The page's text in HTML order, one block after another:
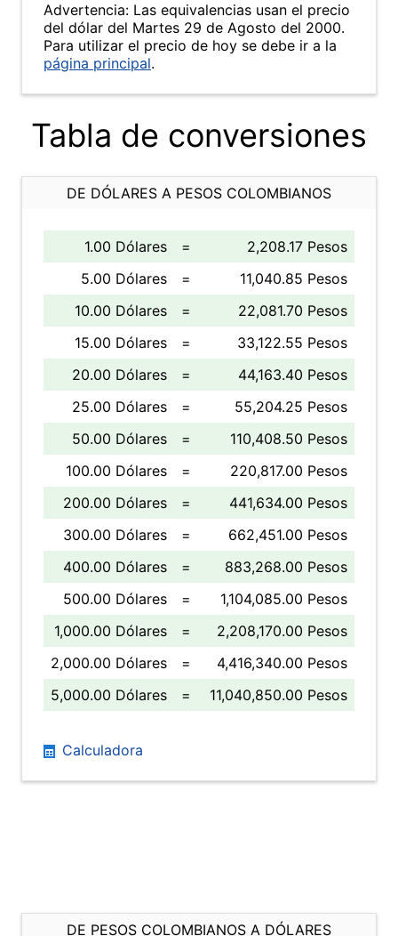
Advertencia: Las equivalencias usan el precio
del dólar del Martes 29 de Agosto del 2000.
Para utilizar el precio de hoy se debe ir a la
página principal.
Tabla de conversiones
DE DÓLARES A PESOS COLOMBIANOS
1.00 Dólares =
2,208.17 Pesos
5.00 Dólares
=
11,040.85 Pesos
10.00 Dólares
=
22,081.70 Pesos
15.00 Dólares
=
33,122.55 Pesos
20.00 Dólares
=
44,163.40 Pesos
25.00 Dólares
=
55,204.25 Pesos
50.00 Dólares
=
110,408.50 Pesos
100.00 Dólares
=
220,817.00 Pesos
200.00 Dólares
=
441,634.00 Pesos
300.00 Dólares
=
662,451.00 Pesos
400.00 Dólares
=
883,268.00 Pesos
500.00 Dólares
=
1,104,085.00 Pesos
1,000.00 Dólares
=
2,208,170.00 Pesos
2,000.00 Dólares
=
4,416,340.00 Pesos
5,000.00 Dólares
= 11,040,850.00 Pesos
Calculadora
DE PESOS COLOMBIANOS A DÓLARES